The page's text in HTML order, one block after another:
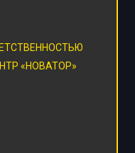
«НОВАТОР»